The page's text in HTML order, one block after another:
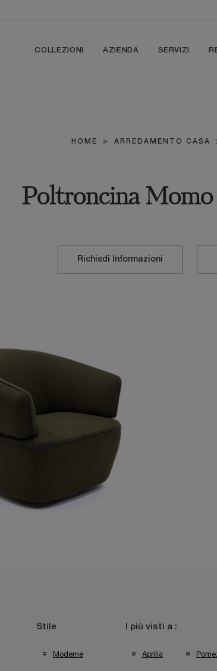
COLLEZIONI AZIENDA SERVIZI
HOME > ARREDAMENTO CASA
Poltroncina
Richiedi Informazioni
Stile
Moderne
I più visti a :
Aprilia